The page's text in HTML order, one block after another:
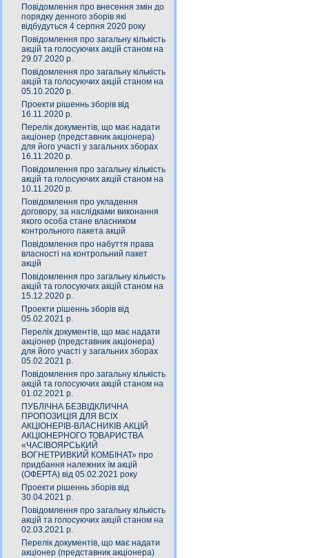
Повідомлення про внесення змін до
порядку денного зборів які
відбудуться 4 серпня 2020 року
Повідомлення про загальну кількість
акцій та голосуючих акцій станом на
29.07.2020 р.
Повідомлення про загальну кількість
акцій та голосуючих акцій станом на
05.10.2020 р.
Проекти рішеннь зборів від
16.11.2020 р.
Перелік документів, що має надати
акціонер (представник акціонера)
для його участі у загальних зборах
16.11.2020 р.
Повідомлення про загальну кількість
акцій та голосуючих акцій станом на
10.11.2020 р.
Повідомлення про укладення
договору, за наслідками виконання
якого особа стане власником
контрольного пакета акцій
Повідомлення про набуття права
власності на контрольний пакет
акцій
Повідомлення про загальну кількість
акцій та голосуючих акцій станом на
15.12.2020 р.
Проекти рішеннь зборів від
05.02.2021 р.
Перелік документів, що має надати
акціонер (представник акціонера)
для його участі у загальних зборах
05.02.2021 р.
Повідомлення про загальну кількість
акцій та голосуючих акцій станом на
01.02.2021 р.
ПУБЛІЧНА БЕЗВІДКЛИЧНА
ПРОПОЗИЦІЯ ДЛЯ ВСІХ
АКЦІОНЕРІВ-ВЛАСНИКІВ АКЦІЙ
АКЦІОНЕРНОГО ТОВАРИСТВА
«ЧАСIВОЯРСЬКИЙ
ВОГНЕТРИВКИЙ КОМБIНАТ» про
придбання належних їм акцій
(ОФЕРТА) від 05.02.2021 року
Проекти рішеннь зборів від
30.04.2021 р.
Повідомлення про загальну кількість
акцій та голосуючих акцій станом на
02.03.2021 р.
Перелік документів, що має надати
акціонер (представник акціонера)